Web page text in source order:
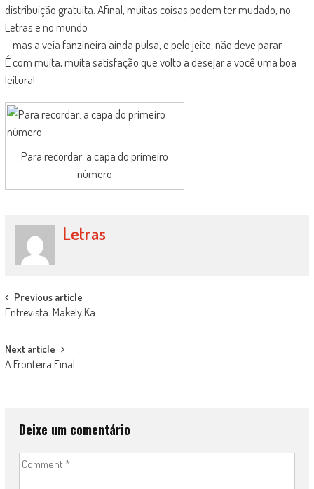
distribuição gratuita. Afinal, muitas coisas podem ter mudado, no
Letras e no mundo
– mas a veia fanzineira ainda pulsa, e pelo jeito, não deve parar.
É com muita, muita satisfação que volto a desejar a você uma boa
leitura!
Para recordar: a capa do primeiro
número
Letras
Post
navigation
Previous article
Entrevista: Makely Ka
Next article
A Fronteira Final
Deixe um comentário